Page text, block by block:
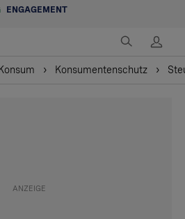
ENGAGEMENT
Konsum Konsumentenschutz